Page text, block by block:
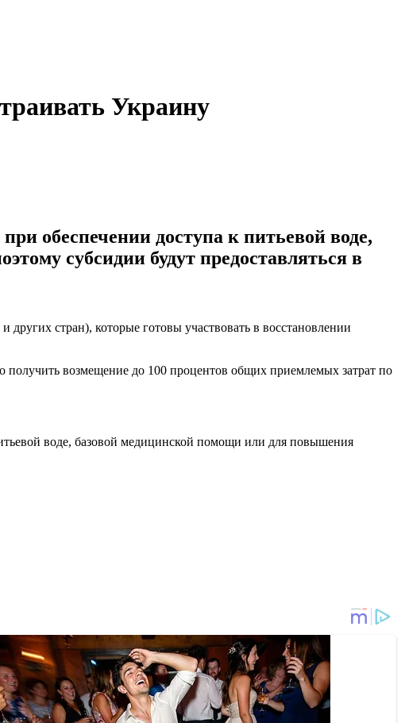
Украину
обеспечении доступа к питьевой воде,
субсидии будут предоставляться в
стран), которые готовы участвовать в восстановлении
возмещение до 100 процентов общих приемлемых затрат по
воде, базовой медицинской помощи или для повышения